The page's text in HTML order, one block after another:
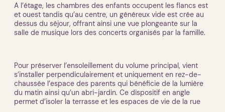
A l’étage, les chambres des enfants occupent les flancs est
et ouest tandis qu’au centre, un généreux vide est crée au
dessus du séjour, offrant ainsi une vue plongeante sur la
salle de musique lors des concerts organisés par la famille.
Pour préserver l’ensoleillement du volume principal, vient
s’installer perpendiculairement et uniquement en rez-de-
chaussée l’espace des parents qui bénéficie de la lumière
du matin ainsi qu’un abri-jardin. Ce dispositif en angle
permet d’isoler la terrasse et les espaces de vie de la rue